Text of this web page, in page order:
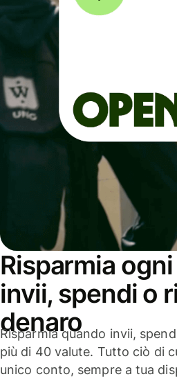
Risparmia
invii, spendi o
denaro
Risparmia quando invii,
più di 40 valute. Tutto ciò di
unico conto, sempre a tua